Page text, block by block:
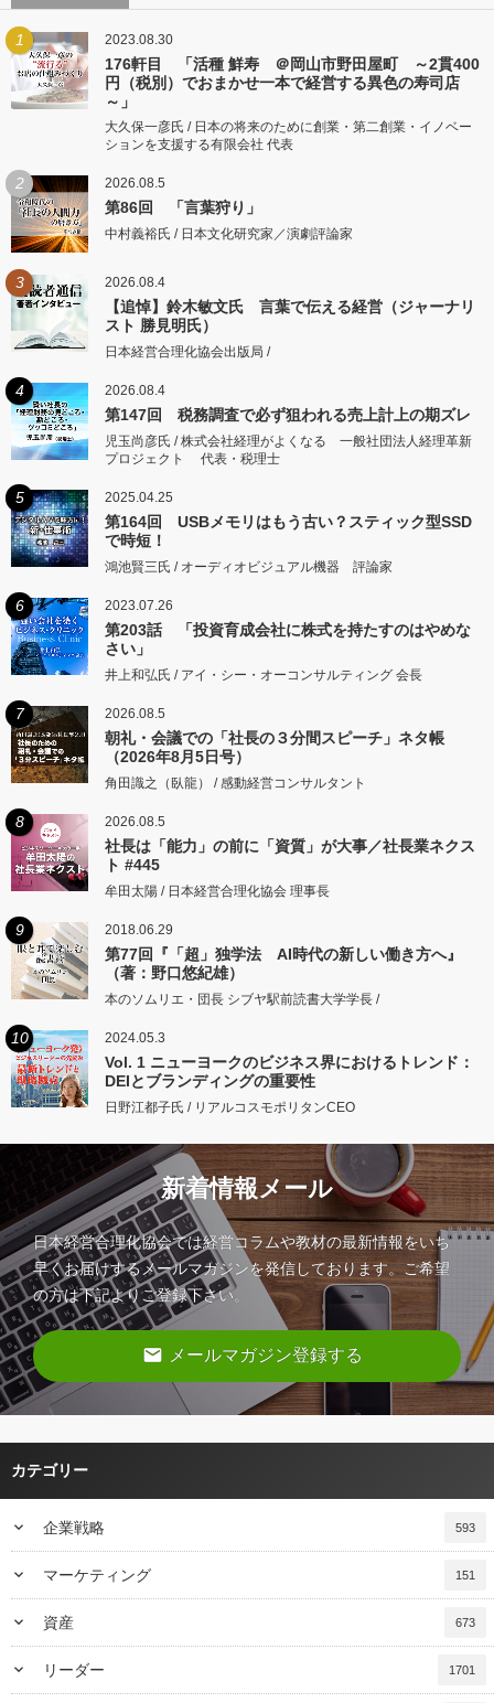
1 2023.08.30
176軒目 「活種 鮮寿 ＠岡山市野田屋町 ～2貫400
円（税別）でおまかせ一本で経営する異色の寿司店
～」
大久保一彦氏 / 日本の将来のために創業・第二創業・イノベー
ションを支援する有限会社 代表
2 2026.08.5
第86回 「言葉狩り」
中村義裕氏 / 日本文化研究家／演劇評論家
3 2026.08.4
【追悼】鈴木敏文氏 言葉で伝える経営（ジャーナリ
スト 勝見明氏）
日本経営合理化協会出版局 /
4 2026.08.4
第147回 税務調査で必ず狙われる売上計上の期ズレ
児玉尚彦氏 / 株式会社経理がよくなる 一般社団法人経理革新
プロジェクト 代表・税理士
5 2025.04.25
第164回 USBメモリはもう古い？スティック型SSD
で時短！
鴻池賢三氏 / オーディオビジュアル機器 評論家
6 2023.07.26
第203話 「投資育成会社に株式を持たすのはやめな
さい」
井上和弘氏 / アイ・シー・オーコンサルティング 会長
7 2026.08.5
朝礼・会議での「社長の３分間スピーチ」ネタ帳
（2026年8月5日号）
角田識之（臥龍） / 感動経営コンサルタント
8 2026.08.5
社長は「能力」の前に「資質」が大事／社長業ネクス
ト #445
牟田太陽 / 日本経営合理化協会 理事長
9 2018.06.29
第77回『「超」独学法 AI時代の新しい働き方へ』
（著：野口悠紀雄）
本のソムリエ・団長 シブヤ駅前読書大学学長 /
10 2024.05.3
Vol. 1 ニューヨークのビジネス界におけるトレンド：
DEIとブランディングの重要性
日野江都子氏 / リアルコスモポリタンCEO
新着情報メール
日本経営合理化協会では経営コラムや教材の最新情報をいち
早くお届けするメールマガジンを発信しております。ご希望
の方は下記よりご登録下さい。
email メールマガジン登録する
カテゴリー
keyboard_arrow_down 企業戦略 593
keyboard_arrow_down マーケティング 151
keyboard_arrow_down 資産 673
keyboard_arrow_down リーダー 1701